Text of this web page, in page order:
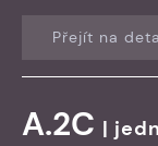
Přejít na
A.2C |